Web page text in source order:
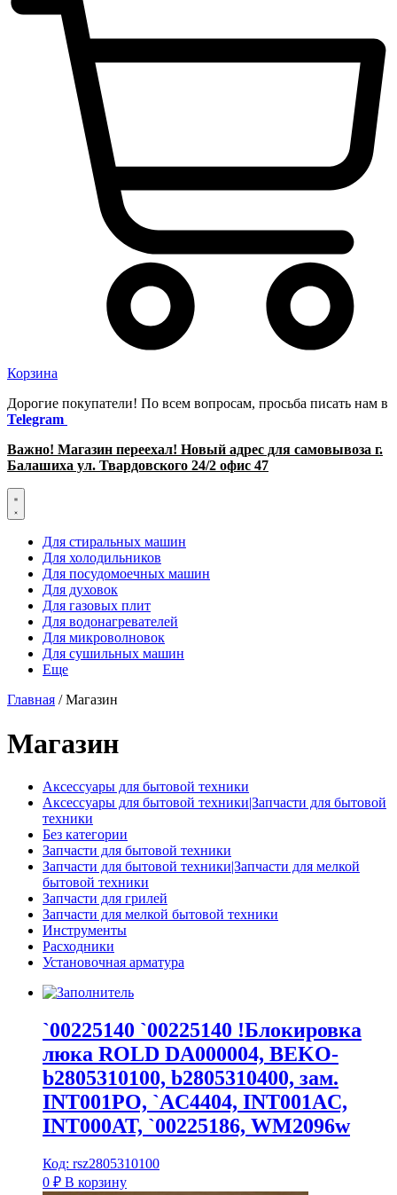
Корзина
Дорогие покупатели! По всем вопросам, просьба писать нам в
Telegram
Важно! Магазин переехал! Новый адрес для самовывоза г.
Балашиха ул. Твардовского 24/2 офис 47
Для стиральных машин
Для холодильников
Для посудомоечных машин
Для духовок
Для газовых плит
Для водонагревателей
Для микроволновок
Для сушильных машин
Еще
Главная / Магазин
Магазин
Аксессуары для бытовой техники
Аксессуары для бытовой техники|Запчасти для бытовой
техники
Без категории
Запчасти для бытовой техники
Запчасти для бытовой техники|Запчасти для мелкой
бытовой техники
Запчасти для грилей
Запчасти для мелкой бытовой техники
Инструменты
Расходники
Установочная арматура
`00225140 `00225140 !Блокировка
люка ROLD DA000004, BEKO-
b2805310100, b2805310400, зам.
INT001PO, `AC4404, INT001AC,
INT000AT, `00225186, WM2096w
Код: rsz2805310100
0 ₽ В корзину